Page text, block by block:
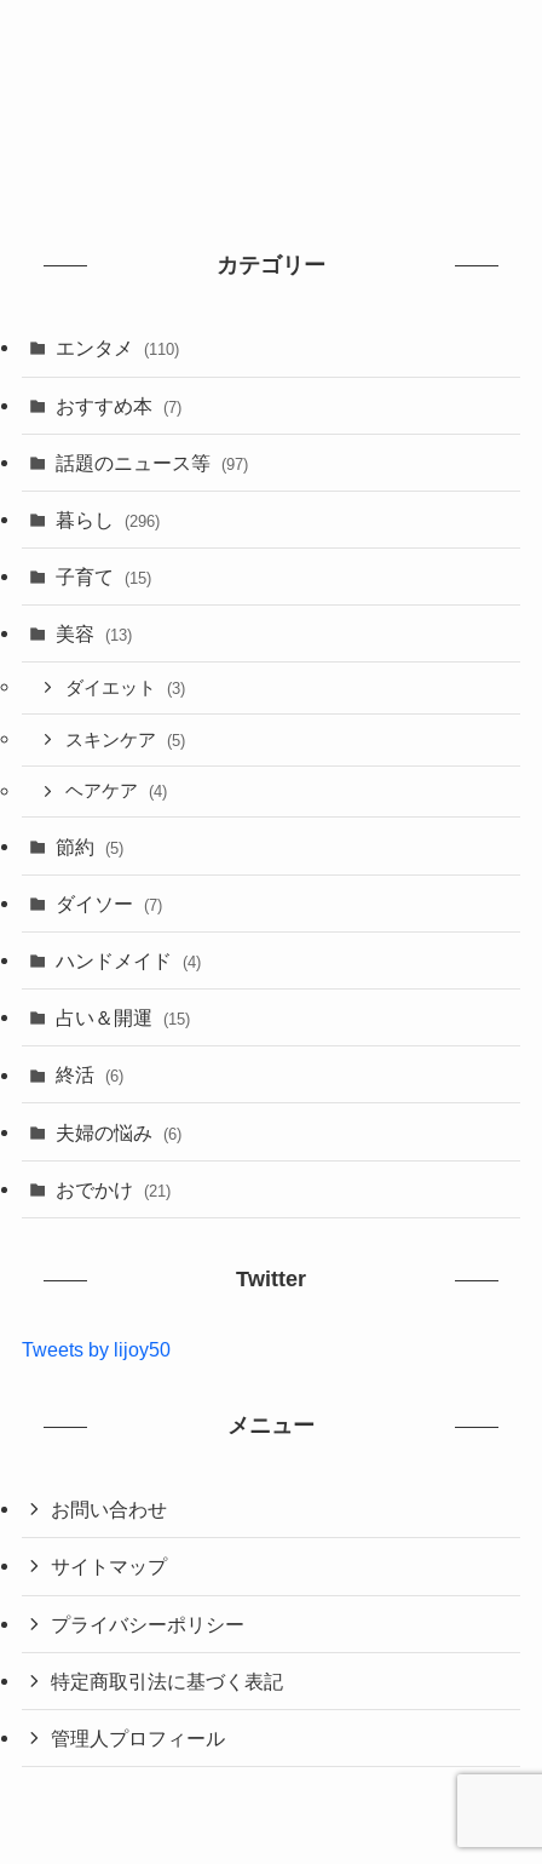
カテゴリー
エンタメ (110)
おすすめ本 (7)
話題のニュース等 (97)
暮らし (296)
子育て (15)
美容 (13)
ダイエット (3)
スキンケア (5)
ヘアケア (4)
節約 (5)
ダイソー (7)
ハンドメイド (4)
占い＆開運 (15)
終活 (6)
夫婦の悩み (6)
おでかけ (21)
Twitter
Tweets by lijoy50
メニュー
お問い合わせ
サイトマップ
プライバシーポリシー
特定商取引法に基づく表記
管理人プロフィール